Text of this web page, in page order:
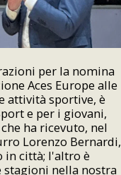
per la nomina
Aces Europe alle
attività sportive, è
e per i giovani,
ha ricevuto, nel
Lorenzo Bernardi,
in città; l'altro è
stagioni nella nostra